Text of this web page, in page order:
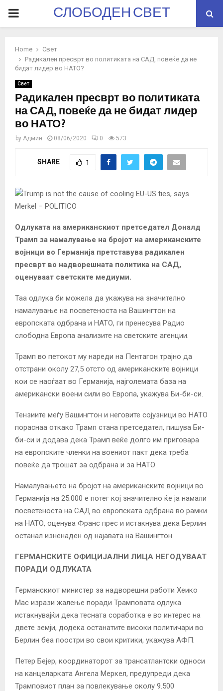
PRIMARYСЛОБОДЕН СВЕТ
Home
Свет
Радикален пресврт во политиката на САД, повеќе да не
бидат лидер во НАТО?
Свет
Радикален пресврт во политиката
на САД, повеќе да не бидат лидер
во НАТО?
by Админ 08/06/2020 0 573
SHARE 1
Одлуката на американскиот претседател Доналд
Трамп за намалување на бројот на американските
војници во Германија претставува радикален
пресврт во надворешната политика на САД,
оценуваат светските медиуми.
Таа одлука би можела да укажува на значително
намалување на посветеноста на Вашингтон на
европската одбрана и НАТО, ги пренесува Радио
слободна Европа анализите на светските агенции.
Трамп во петокот му нареди на Пентагон трајно да
отстрани околу 27,5 отсто од американските војници
кои се наоѓаат во Германија, најголемата база на
американски воени сили во Европа, укажува Би-би-си.
Тензиите меѓу Вашингтон и неговите сојузници во НАТО
пораснаа откако Трамп стана претседател, пишува Би-
би-си и додава дека Трамп веќе долго им приговара
на европските членки на воениот пакт дека треба
повеќе да трошат за одбрана и за НАТО.
Намалувањето на бројот на американските војници во
Германија на 25.000 е потег кој значително ќе ја намали
посветеноста на САД во европската одбрана во рамки
на НАТО, оценува Франс прес и истакнува дека Берлин
останал изненаден од најавата на Вашингтон.
ГЕРМАНСКИТЕ ОФИЦИЈАЛНИ ЛИЦА НЕГОДУВААТ
ПОРАДИ ОДЛУКАТА
Германскиот министер за надворешни работи Хеико
Мас изрази жалење поради Трамповата одлука
истакнувајќи дека тесната соработка е во интерес на
двете земји, додека останатите високи политичари во
Берлин беа поостри во свои критики, укажува АФП.
Петер Бејер, координаторот за трансатлантски односи
на канцеларката Ангела Меркел, предупреди дека
Трамповиот план за повлекување околу 9.500